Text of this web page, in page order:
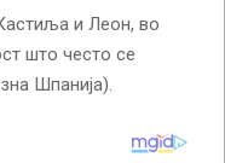
и Леон, во
што често се
Шпанија).